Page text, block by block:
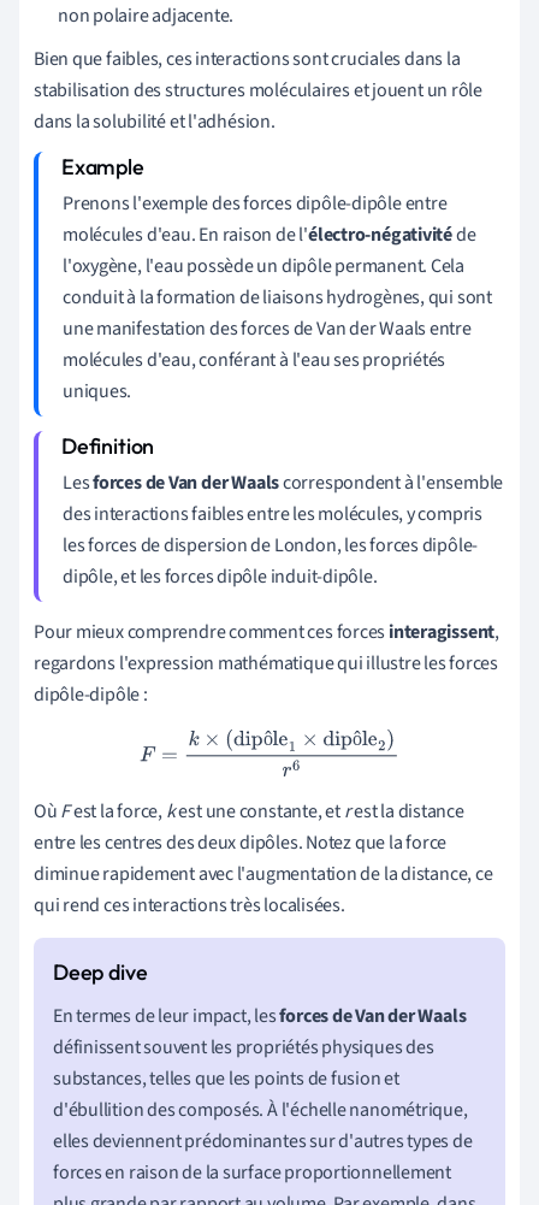
non polaire adjacente.
Bien que faibles, ces interactions sont cruciales dans la
stabilisation des structures moléculaires et jouent un rôle
dans la solubilité et l'adhésion.
Prenons l'exemple des forces dipôle-dipôle entre
molécules d'eau. En raison de l'électro-négativitéde
l'oxygène, l'eau possède un dipôle permanent. Cela
conduit à la formation de liaisons hydrogènes, qui sont
une manifestation des forces de Van der Waals entre
molécules d'eau, conférant à l'eau ses propriétés
uniques.
Lesforces de Van der Waalscorrespondent à l'ensemble
des interactions faibles entre les molécules, y compris
les forces de dispersion de London, les forces dipôle-
dipôle, et les forces dipôle induit-dipôle.
Pour mieux comprendre comment ces forcesinteragissent,
regardons l'expression mathématique qui illustre les forces
dipôle-dipôle :
ô ô
F =k ×(dipôle1×dipôle2)r6
OùFest la force,kest une constante, etrest la distance
entre les centres des deux dipôles. Notez que la force
diminue rapidement avec l'augmentation de la distance, ce
qui rend ces interactions très localisées.
En termes de leur impact, lesforces de Van der Waals
définissent souvent les propriétés physiques des
substances, telles que les points de fusion et
d'ébullition des composés. À l'échelle nanométrique,
elles deviennent prédominantes sur d'autres types de
forces en raison de la surface proportionnellement